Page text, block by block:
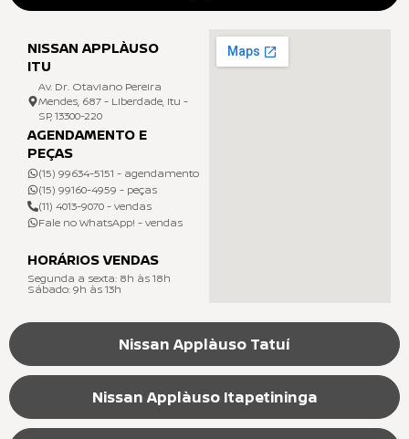
Nissan Applàuso Tatuí
Nissan Applàuso Itapetininga
NISSAN APPLÀUSO
ITU
Av. Dr. Otaviano Pereira
Mendes, 687 - Liberdade, Itu -
SP, 13300-220
AGENDAMENTO E
PEÇAS
(15) 99634-5151 - agendamento
(15) 99160-4959 - peças
(11) 4013-9070 - vendas
Fale no WhatsApp! - vendas
HORÁRIOS VENDAS
Segunda a sexta: 8h às 18h
Sábado: 9h às 13h